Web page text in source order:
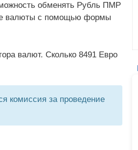
обменять Рубль ПМР
валюты с помощью формы
валют. Сколько 8491 Евро
комиссия за проведение